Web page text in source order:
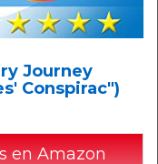
Journey
Conspirac")
en Amazon